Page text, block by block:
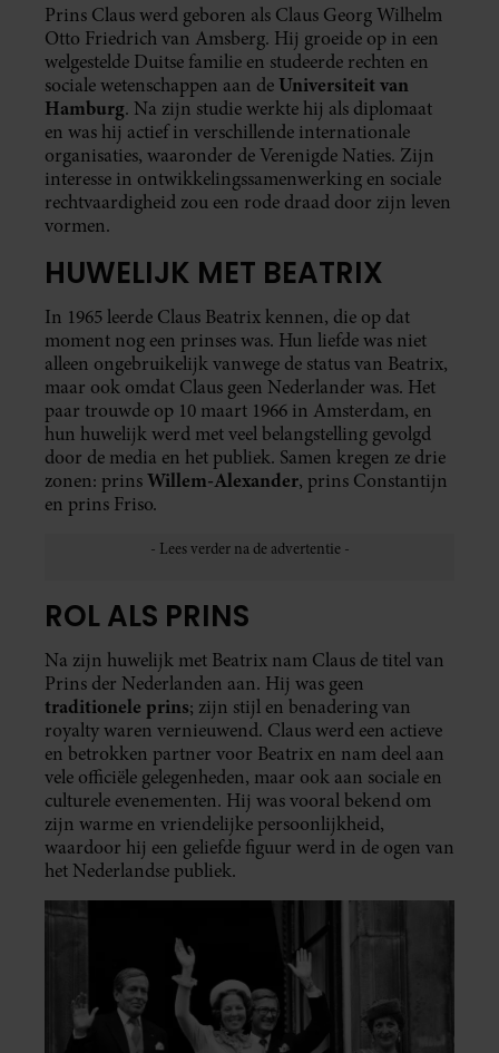
Prins Claus werd geboren als Claus Georg Wilhelm
Otto Friedrich van Amsberg. Hij groeide op in een
welgestelde Duitse familie en studeerde rechten en
sociale wetenschappen aan de Universiteit van
Hamburg. Na zijn studie werkte hij als diplomaat
en was hij actief in verschillende internationale
organisaties, waaronder de Verenigde Naties. Zijn
interesse in ontwikkelingssamenwerking en sociale
rechtvaardigheid zou een rode draad door zijn leven
vormen.
HUWELIJK MET BEATRIX
In 1965 leerde Claus Beatrix kennen, die op dat
moment nog een prinses was. Hun liefde was niet
alleen ongebruikelijk vanwege de status van Beatrix,
maar ook omdat Claus geen Nederlander was. Het
paar trouwde op 10 maart 1966 in Amsterdam, en
hun huwelijk werd met veel belangstelling gevolgd
door de media en het publiek. Samen kregen ze drie
zonen: prinsWillem-Alexander, prins Constantijn
en prins Friso.
ROL ALS PRINS
Na zijn huwelijk met Beatrix nam Claus de titel van
Prins der Nederlanden aan. Hij was geen
traditionele prins; zijn stijl en benadering van
royalty waren vernieuwend. Claus werd een actieve
en betrokken partner voor Beatrix en nam deel aan
vele officiële gelegenheden, maar ook aan sociale en
culturele evenementen. Hij was vooral bekend om
zijn warme en vriendelijke persoonlijkheid,
waardoor hij een geliefde figuur werd in de ogen van
het Nederlandse publiek.